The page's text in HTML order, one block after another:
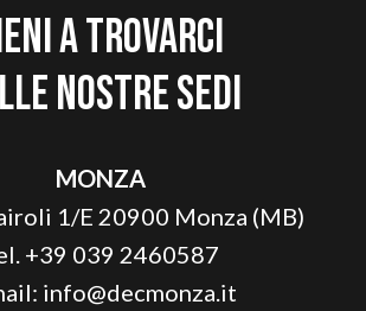
a trovarci
nostre sedi
MONZA
1/E 20900 Monza (MB)
+39 039 2460587
info@decmonza.it